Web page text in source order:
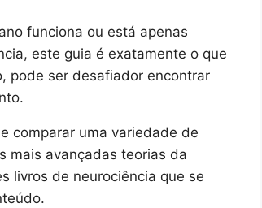
funciona ou está apenas
este guia é exatamente o que
pode ser desafiador encontrar
comparar uma variedade de
mais avançadas teorias da
livros de neurociência que se